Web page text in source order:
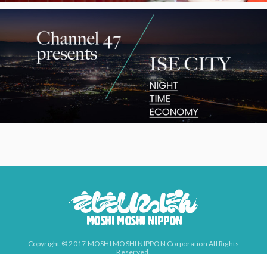
Copyright © 2017 MOSHI MOSHI NIPPON Corporation All Rights
Reserved.